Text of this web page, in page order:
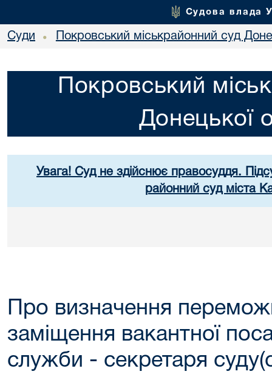
Судова влада
Суди • Покровський міськрайонний суд
Покровський
Донецької
Увага! Суд не здійснює правосуддя.
районний суд міста
Про визначення
заміщення вакантної
служби - секретаря